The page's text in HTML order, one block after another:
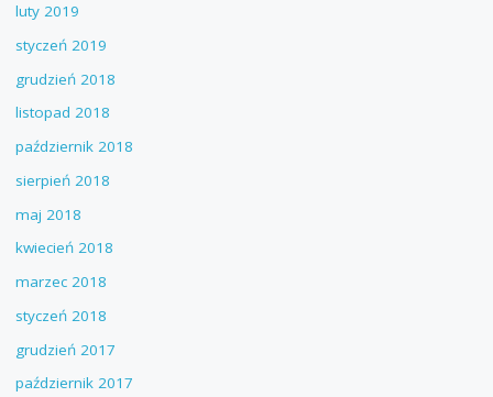
luty 2019
styczeń 2019
grudzień 2018
listopad 2018
październik 2018
sierpień 2018
maj 2018
kwiecień 2018
marzec 2018
styczeń 2018
grudzień 2017
październik 2017